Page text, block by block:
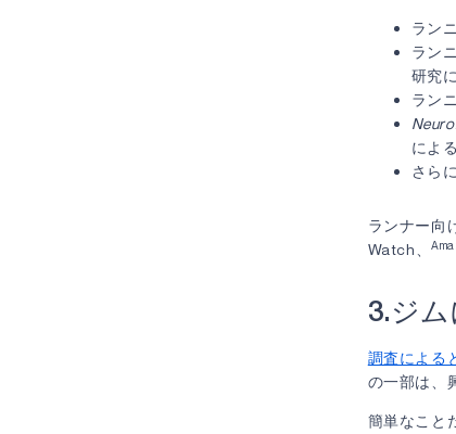
ラン
ラン
研究
ラン
によ
さら
ランナー向
Watch、
3.ジム
調査による
の一部は、
簡単なこと